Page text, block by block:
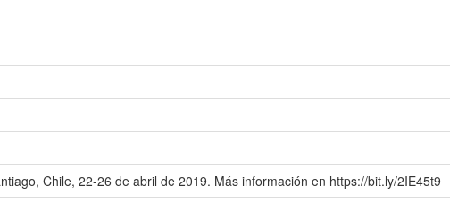
Chile, 22-26 de abril de 2019. Más información en https://bit.ly/2IE45t9